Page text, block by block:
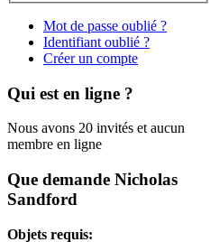
Mot de passe oublié ?
Identifiant oublié ?
Créer un compte
Qui est en ligne ?
Nous avons 20 invités et aucun
membre en ligne
Que demande Nicholas
Sandford
Objets requis: